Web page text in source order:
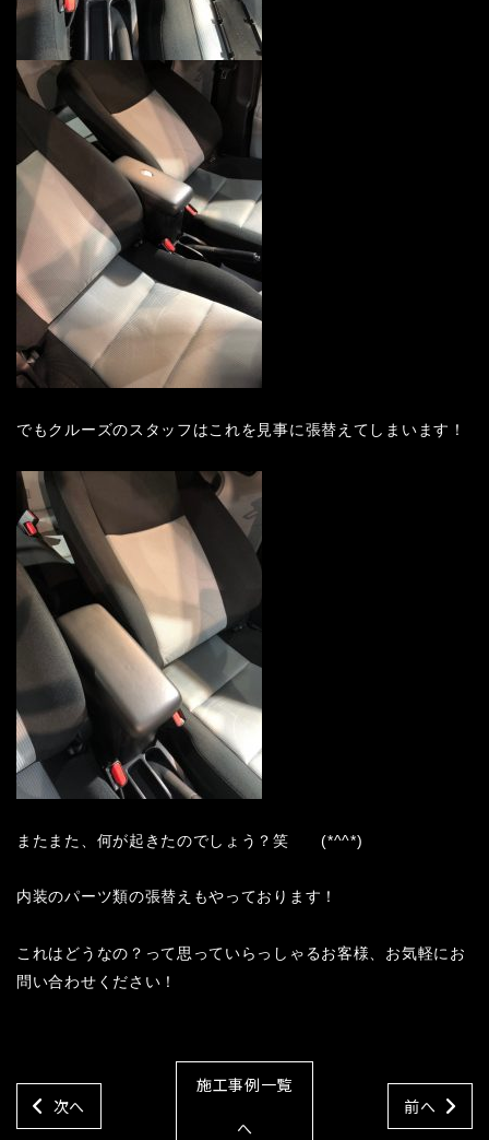
でもクルーズのスタッフはこれを見事に張替えてしまいます！
またまた、何が起きたのでしょう？笑 (*^^*)
内装のパーツ類の張替えもやっております！
これはどうなの？って思っていらっしゃるお客様、お気軽にお
問い合わせください！
次へ
施工事例一覧
へ
前へ